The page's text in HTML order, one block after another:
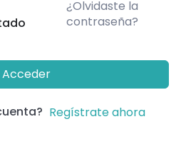
¿Olvidaste la
contraseña?
Acceder
Regístrate ahora